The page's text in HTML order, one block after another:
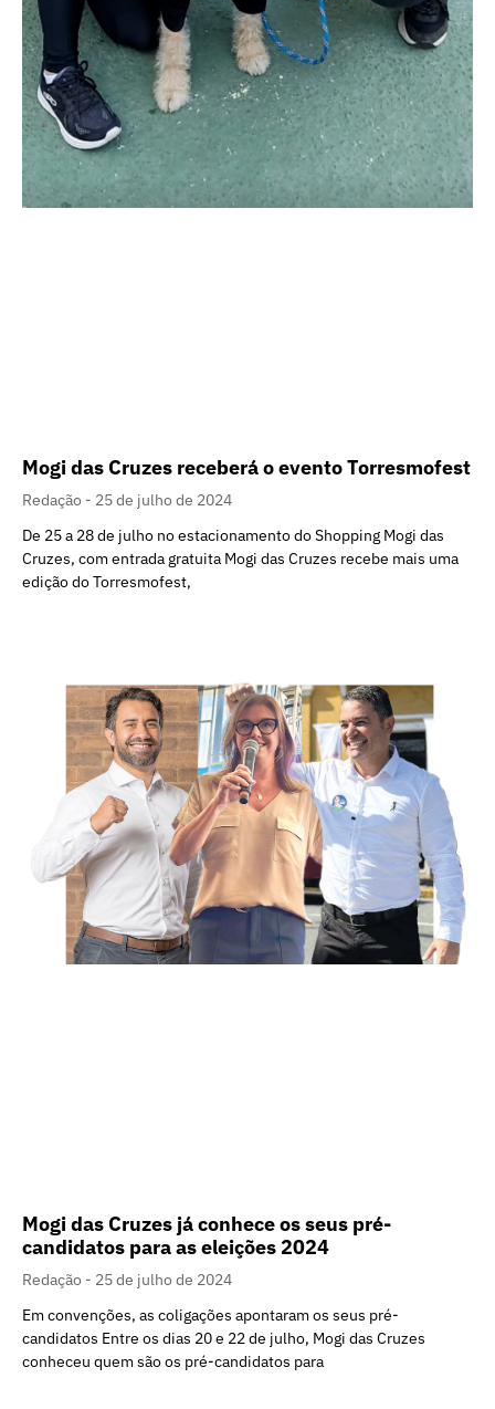
Mogi das Cruzes receberá o evento Torresmofest
Redação
25 de julho de 2024
De 25 a 28 de julho no estacionamento do Shopping Mogi das
Cruzes, com entrada gratuita Mogi das Cruzes recebe mais uma
edição do Torresmofest,
Mogi das Cruzes já conhece os seus pré-
candidatos para as eleições 2024
Redação
25 de julho de 2024
Em convenções, as coligações apontaram os seus pré-
candidatos Entre os dias 20 e 22 de julho, Mogi das Cruzes
conheceu quem são os pré-candidatos para